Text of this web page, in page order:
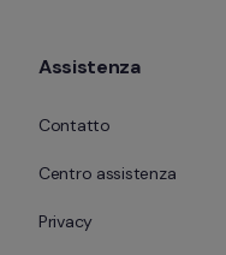
Assistenza
Contatto
Centro assistenza
Privacy